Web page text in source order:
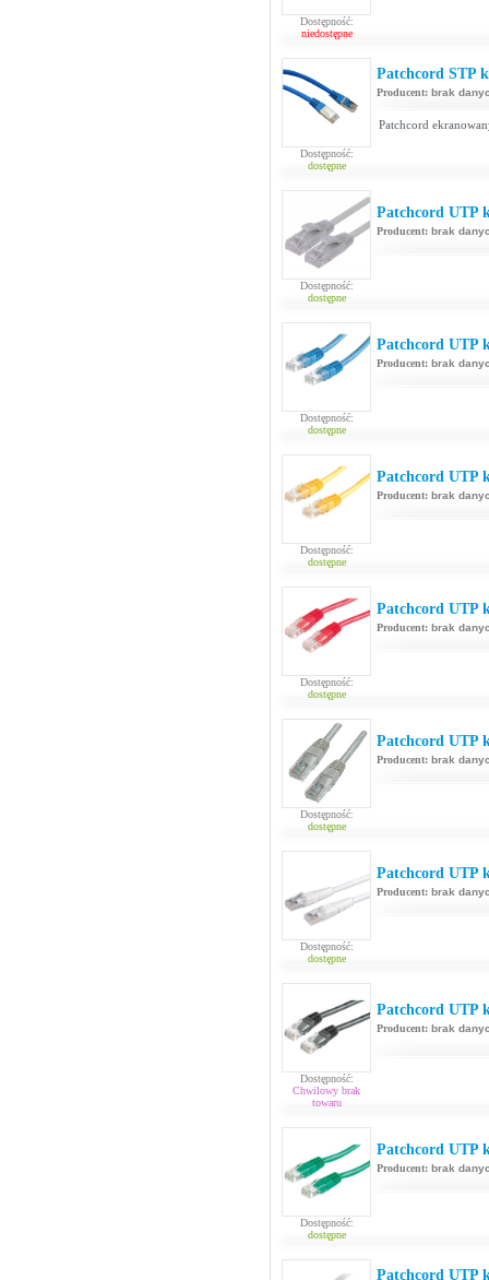
Dostępność:
niedostępne
Dostępność:
dostępne
Patchcord STP
Producent: brak
Patchcord
Dostępność:
dostępne
Patchcord UTP
Producent: brak
Dostępność:
dostępne
Patchcord UTP
Producent: brak
Dostępność:
dostępne
Patchcord UTP
Producent: brak
Dostępność:
dostępne
Patchcord UTP
Producent: brak
Dostępność:
dostępne
Patchcord UTP
Producent: brak
Dostępność:
dostępne
Patchcord UTP
Producent: brak
Dostępność:
Chwilowy brak
towaru
Patchcord UTP
Producent: brak
Dostępność:
dostępne
Patchcord UTP
Producent: brak
Patchcord UTP